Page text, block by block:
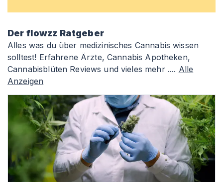
Der flowzz Ratgeber
Alles was du über medizinisches Cannabis wissen
solltest! Erfahrene Ärzte, Cannabis Apotheken,
Cannabisblüten Reviews und vieles mehr .... Alle
Anzeigen